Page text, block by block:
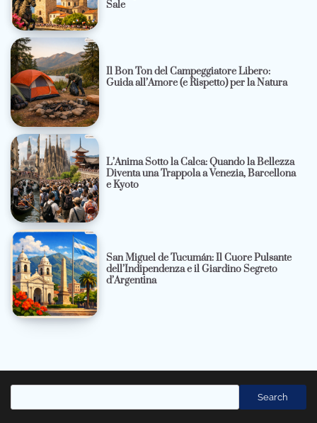
Sale
Il Bon Ton del Campeggiatore Libero:
Guida all’Amore (e Rispetto) per la Natura
L’Anima Sotto la Calca: Quando la Bellezza
Diventa una Trappola a Venezia, Barcellona
e Kyoto
San Miguel de Tucumán: Il Cuore Pulsante
dell’Indipendenza e il Giardino Segreto
d’Argentina
Search